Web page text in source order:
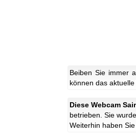
Beiben Sie immer
können das
Diese Webcam
betrieben. Sie
Weiterhin haben Sie